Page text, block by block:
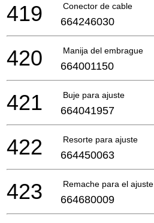
Conector de cable
419 664246030
Manija del embrague
420 664001150
Buje para ajuste
421 664041957
Resorte para ajuste
422 664450063
Remache para el ajuste
423 664680009